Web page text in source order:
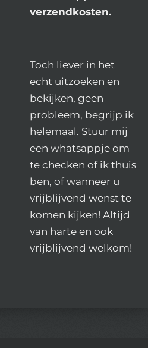
verzendkosten.
Toch liever in het
echt uitzoeken en
bekijken, geen
probleem, begrijp ik
helemaal. Stuur mij
een whatsappje om
te checken of ik thuis
ben, of wanneer u
vrijblijvend wenst te
komen kijken! Altijd
van harte en ook
vrijblijvend welkom!